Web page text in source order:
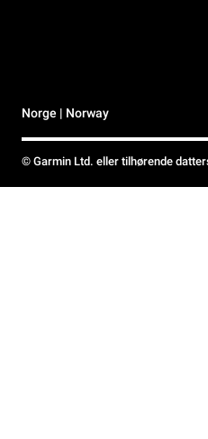
Norge | Norway
© Garmin Ltd. eller tilhørende